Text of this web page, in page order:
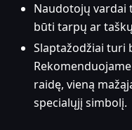
Naudotojų vardai
būti tarpų ar
Slaptažodžiai turi
raidę, vieną
specialųjį simbolį.